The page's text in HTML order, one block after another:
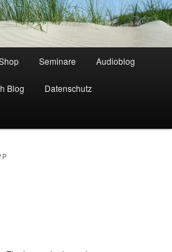
Seminare Audioblog
Blog Datenschutz